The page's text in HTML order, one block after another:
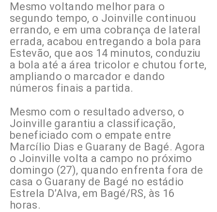
Mesmo voltando melhor para o
segundo tempo, o Joinville continuou
errando, e em uma cobrança de lateral
errada, acabou entregando a bola para
Estevão, que aos 14 minutos, conduziu
a bola até a área tricolor e chutou forte,
ampliando o marcador e dando
números finais a partida.
Mesmo com o resultado adverso, o
Joinville garantiu a classificação,
beneficiado com o empate entre
Marcílio Dias e Guarany de Bagé. Agora
o Joinville volta a campo no próximo
domingo (27), quando enfrenta fora de
casa o Guarany de Bagé no estádio
Estrela D’Alva, em Bagé/RS, às 16
horas.